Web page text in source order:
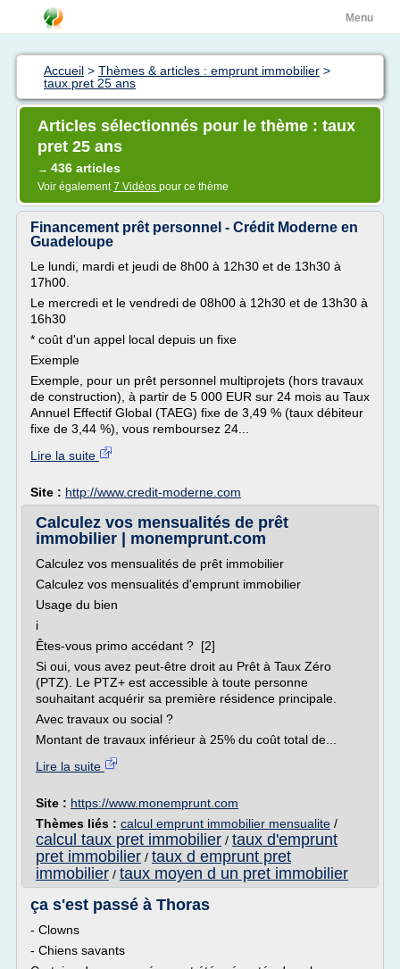
Menu
Accueil > Thèmes & articles : emprunt immobilier >
taux pret 25 ans
Articles sélectionnés pour le thème : taux
pret 25 ans
→ 436 articles
Voir également7 Vidéos pour ce thème
Financement prêt personnel - Crédit Moderne en
Guadeloupe
Le lundi, mardi et jeudi de 8h00 à 12h30 et de 13h30 à
17h00.
Le mercredi et le vendredi de 08h00 à 12h30 et de 13h30 à
16h30
* coût d'un appel local depuis un fixe
Exemple
Exemple, pour un prêt personnel multiprojets (hors travaux
de construction), à partir de 5 000 EUR sur 24 mois au Taux
Annuel Effectif Global (TAEG) fixe de 3,49 % (taux débiteur
fixe de 3,44 %), vous remboursez 24...
Lire la suite
Site : http://www.credit-moderne.com
Calculez vos mensualités de prêt
immobilier | monemprunt.com
Calculez vos mensualités de prêt immobilier
Calculez vos mensualités d'emprunt immobilier
Usage du bien
i
Êtes-vous primo accédant ? [2]
Si oui, vous avez peut-être droit au Prêt à Taux Zéro
(PTZ). Le PTZ+ est accessible à toute personne
souhaitant acquérir sa première résidence principale.
Avec travaux ou social ?
Montant de travaux inférieur à 25% du coût total de...
Lire la suite
Site : https://www.monemprunt.com
Thèmes liés : calcul emprunt immobilier mensualite /
calcul taux pret immobilier / taux d'emprunt
pret immobilier / taux d emprunt pret
immobilier / taux moyen d un pret immobilier
ça s'est passé à Thoras
- Clowns
- Chiens savants